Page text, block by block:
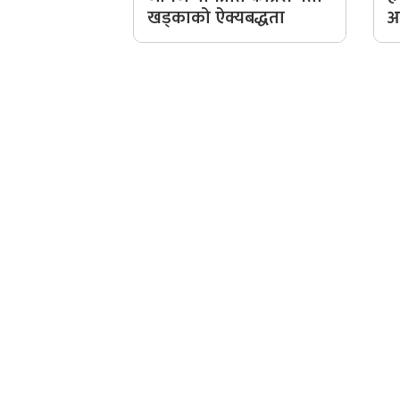
खड्काको ऐक्यबद्धता